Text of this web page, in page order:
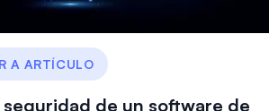
A ARTÍCULO
seguridad de un software de